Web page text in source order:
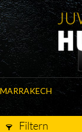
MARRAKECH
Filtern